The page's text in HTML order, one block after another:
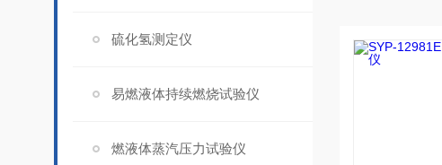
硫化氢测定仪
易燃液体持续燃烧试验仪
燃液体蒸汽压力试验仪